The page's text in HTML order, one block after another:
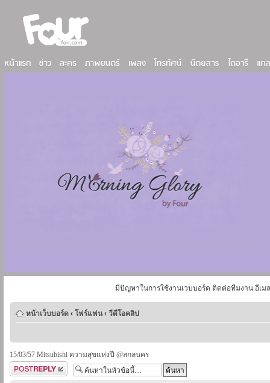
มีปัญหาในการใช้งานเวบบอร์ด ติดต่อทีมงาน อีเม
หน้าเว็บบอร์ด ‹ โฟร์แฟน ‹ วีดีโอคลิป
15/03/57 Mitsubishi ความสุขแห่งปี @สกลนคร
ตอบกระทู้